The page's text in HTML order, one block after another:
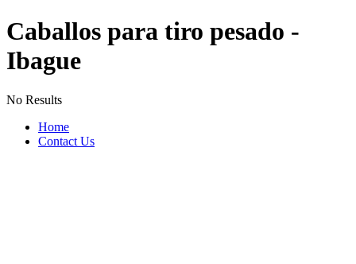
Caballos para tiro pesado -
Ibague
No Results
Home
Contact Us